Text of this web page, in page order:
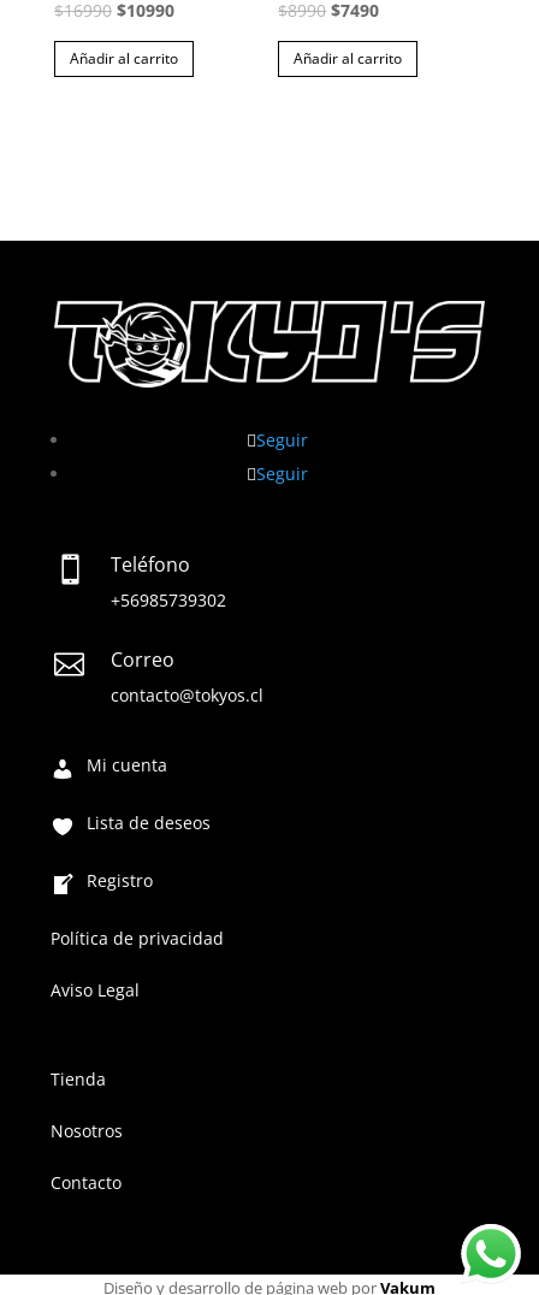
$16990 El
precio
original
$10990El
precio
actual
Añadir al carrito
$8990 El
precio
original
$7490El
precio
actual
Añadir al carrito
Seguir
Seguir
 Teléfono
+56985739302
 Correo
contacto@tokyos.cl
Mi cuenta
Lista de deseos
Registro
Política de privacidad
Aviso Legal
Tienda
Nosotros
Contacto
Diseño y desarrollo de página web porVakum